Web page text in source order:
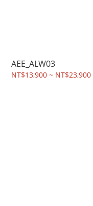
AEE_ALW03
NT$13,900 ~ NT$23,900